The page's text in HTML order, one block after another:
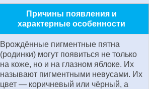
Причины появления и
характерные особенности
Врождённые пигментные пятна
(родинки) могут появиться не только
на коже, но и на глазном яблоке. Их
называют пигментными невусами. Их
цвет — коричневый или чёрный, а